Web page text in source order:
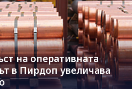
на оперативната
в Пирдоп увеличава